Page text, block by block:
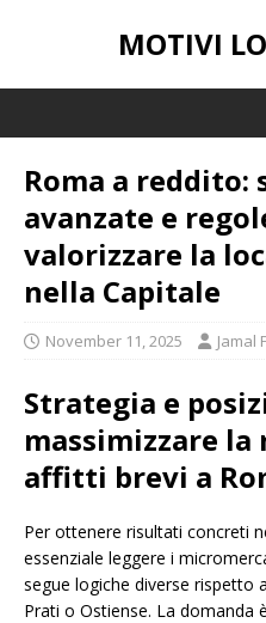
MOTIVI
Roma a reddito:
avanzate e
valorizzare la
nella Capitale
November 11, 2025 Jamal
Strategia e
massimizzare
affitti brevi a
Per ottenere risultati concreti
essenziale leggere i
segue logiche diverse rispetto
Prati o Ostiense. La domanda